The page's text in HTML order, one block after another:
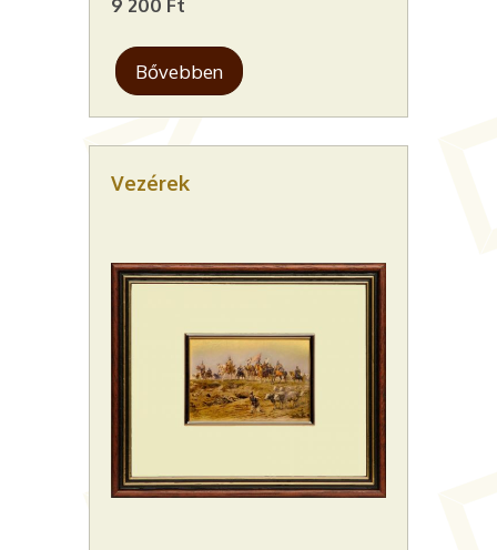
Bővebben
Vezérek